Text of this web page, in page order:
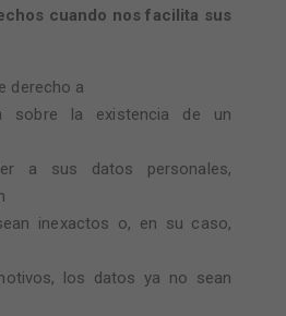
cuando nos facilita sus
derecho a
sobre la existencia de un
a sus datos personales,
inexactos o, en su caso,
los datos ya no sean